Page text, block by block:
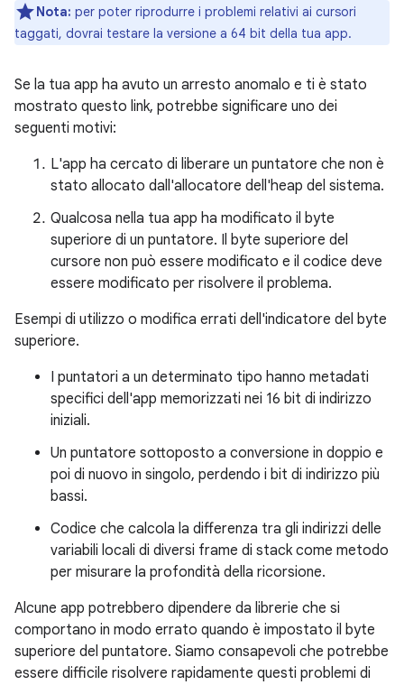
Nota: per poter riprodurre i problemi relativi ai cursori
taggati, dovrai testare la versione a 64 bit della tua app.
Se la tua app ha avuto un arresto anomalo e ti è stato
mostrato questo link, potrebbe significare uno dei
seguenti motivi:
L'app ha cercato di liberare un puntatore che non è
stato allocato dall'allocatore dell'heap del sistema.
Qualcosa nella tua app ha modificato il byte
superiore di un puntatore. Il byte superiore del
cursore non può essere modificato e il codice deve
essere modificato per risolvere il problema.
Esempi di utilizzo o modifica errati dell'indicatore del byte
superiore.
I puntatori a un determinato tipo hanno metadati
specifici dell'app memorizzati nei 16 bit di indirizzo
iniziali.
Un puntatore sottoposto a conversione in doppio e
poi di nuovo in singolo, perdendo i bit di indirizzo più
bassi.
Codice che calcola la differenza tra gli indirizzi delle
variabili locali di diversi frame di stack come metodo
per misurare la profondità della ricorsione.
Alcune app potrebbero dipendere da librerie che si
comportano in modo errato quando è impostato il byte
superiore del puntatore. Siamo consapevoli che potrebbe
essere difficile risolvere rapidamente questi problemi di